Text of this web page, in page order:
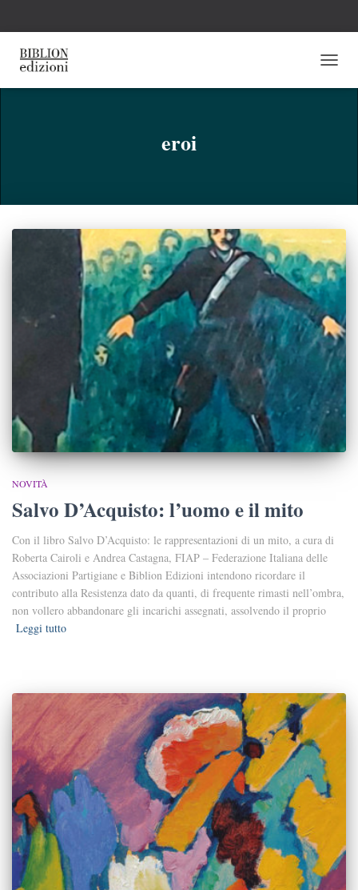
eroi
NOVITÀ
Salvo D’Acquisto: l’uomo e il mito
Con il libro Salvo D’Acquisto: le rappresentazioni di un mito, a cura di
Roberta Cairoli e Andrea Castagna, FIAP ‒ Federazione Italiana delle
Associazioni Partigiane e Biblion Edizioni intendono ricordare il
contributo alla Resistenza dato da quanti, di frequente rimasti nell’ombra,
non vollero abbandonare gli incarichi assegnati, assolvendo il proprio
Leggi tutto